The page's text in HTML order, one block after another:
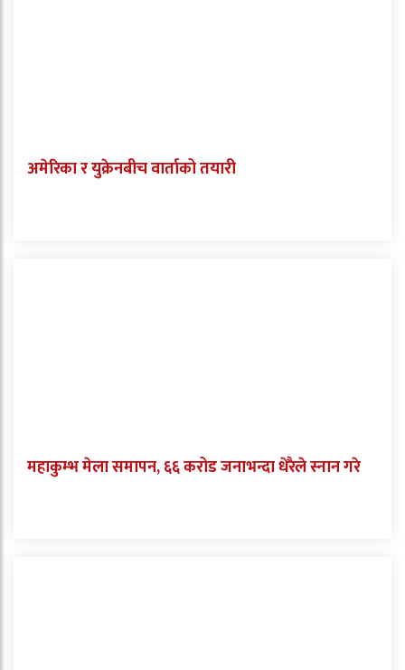
अमेरिका र युक्रेनबीच वार्ताको तयारी
महाकुम्भ मेला समापन, ६६ करोड जनाभन्दा धेरैले स्नान गरे